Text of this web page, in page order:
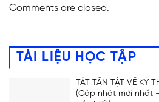
Comments are closed.
TÀI LIỆU HỌC TẬP
TẤT TẦN TẬT VỀ KỲ
(Cập nhật mới nhất